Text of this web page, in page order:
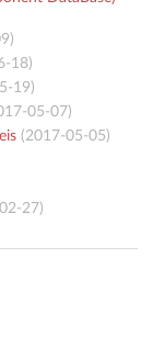
)
18)
19)
05-07)
(2017-05-05)
27)